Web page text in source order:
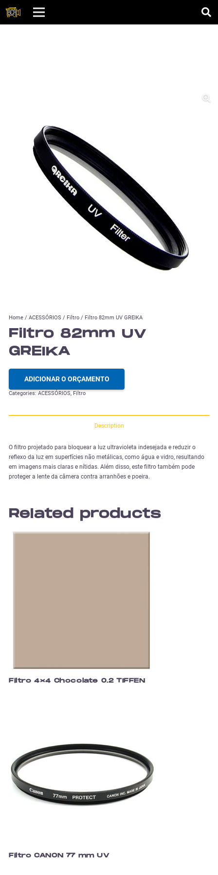
Home / ACESSÓRIOS / Filtro / Filtro 82mm UV GREIKA
Filtro 82mm UV
GREIKA
ADICIONAR O ORÇAMENTO
Categories: ACESSÓRIOS, Filtro
Description
O filtro projetado para bloquear a luz ultravioleta indesejada e reduzir o
reflexo da luz em superfícies não metálicas, como água e vidro, resultando
em imagens mais claras e nítidas. Além disso, este filtro também pode
proteger a lente da câmera contra arranhões e poeira.
Related products
Filtro 4×4 Chocolate 0.2 TIFFEN
Filtro CANON 77 mm UV